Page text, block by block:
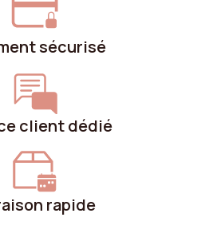
sécurisé
client dédié
rapide